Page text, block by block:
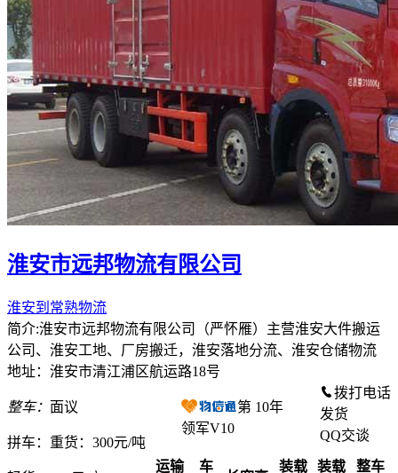
淮安市远邦物流有限公司
淮安到常熟物流
简介:淮安市远邦物流有限公司（严怀雁）主营淮安大件搬运
公司、淮安工地、厂房搬迁，淮安落地分流、淮安仓储物流
地址：淮安市清江浦区航运路18号
整车： 面议
拼车： 重货：300元/吨
第 10年
领军V10
拨打电话
发货
QQ交谈
运输
车
装载
装载
整车